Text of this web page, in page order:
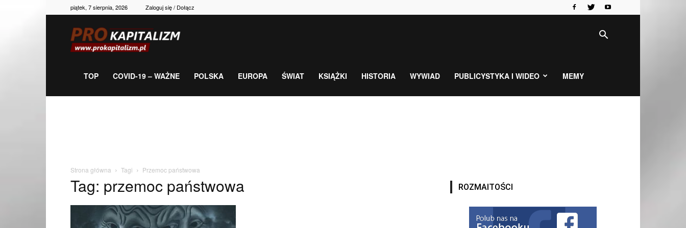
piątek, 7 sierpnia, 2026 Zaloguj się / Dołącz
gospodarka,
TOP COVID-19 – WAŻNE POLSKA EUROPA ŚWIAT KSIĄŻKI HISTORIA WYWIAD PUBLICYSTYKA I WIDEO MEMY
Strona główna Tagi Przemoc państwowa
Tag: przemoc państwowa ROZMAITOŚCI